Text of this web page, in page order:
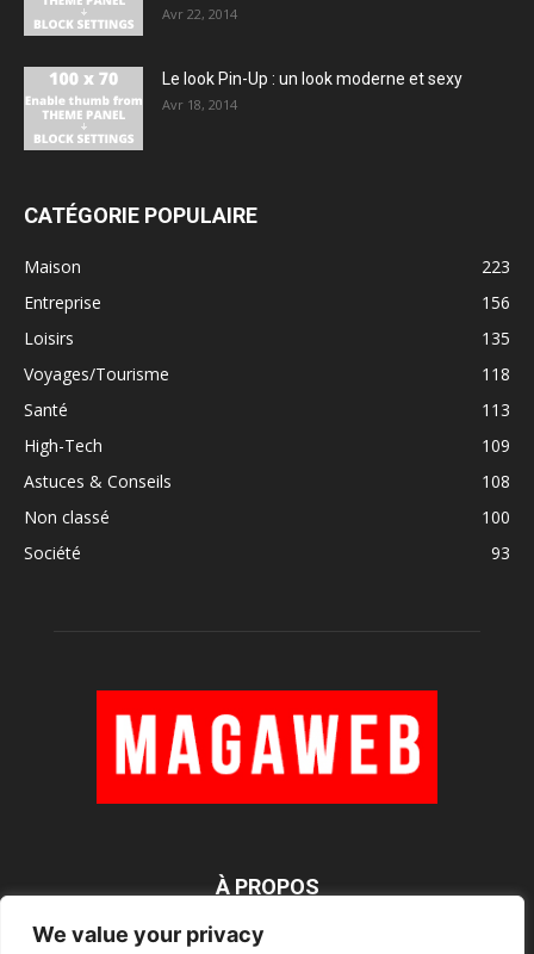
We value your privacy
Avr 22, 2014
Le look Pin-Up : un look moderne et sexy
Avr 18, 2014
CATÉGORIE POPULAIRE
Maison
223
Entreprise
156
Loisirs
135
Voyages/Tourisme
118
Santé
113
High-Tech
109
Astuces & Conseils
108
Non classé
100
Société
93
À PROPOS